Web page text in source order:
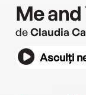
Me and
deClaudia
Asculți